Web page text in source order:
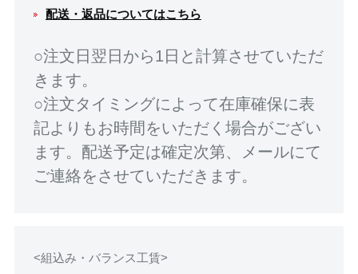
配送・返品についてはこちら
○注文日翌日から1日と計算させていただ
きます。
○注文タイミングによって在庫確保に表
記よりもお時間をいただく場合がござい
ます。配送予定は確定次第、メールにて
ご連絡をさせていただきます。
<組込み・バランス工賃>